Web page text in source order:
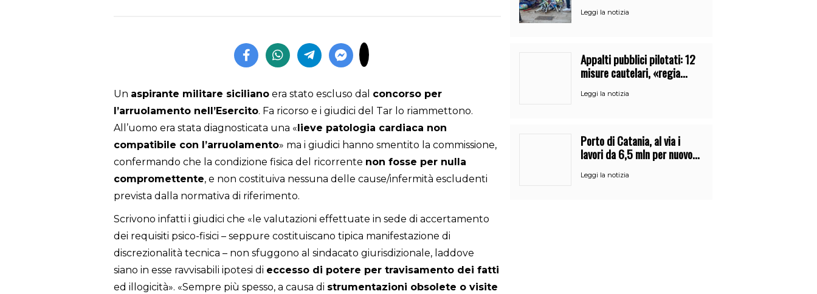
Un aspirante militare siciliano era stato escluso dal concorso per
l’arruolamento nell’Esercito. Fa ricorso e i giudici del Tar lo riammettono.
All’uomo era stata diagnosticata una «lieve patologia cardiaca non
compatibile con l’arruolamento» ma i giudici hanno smentito la commissione,
confermando che la condizione fisica del ricorrente non fosse per nulla
compromettente, e non costituiva nessuna delle cause/infermità escludenti
prevista dalla normativa di riferimento.
Scrivono infatti i giudici che «le valutazioni effettuate in sede di accertamento
dei requisiti psico-fisici – seppure costituiscano tipica manifestazione di
discrezionalità tecnica – non sfuggono al sindacato giurisdizionale, laddove
siano in esse ravvisabili ipotesi di eccesso di potere per travisamento dei fatti
ed illogicità». «Sempre più spesso, a causa di strumentazioni obsolete o visite
Costiera
Leggi la notizia
Appalti pubblici pilotati: 12
misure cautelari, «regia
clan
Leggi la notizia
Porto di Catania, al via i
lavori da 6,5 mln per nuovo
Leggi la notizia